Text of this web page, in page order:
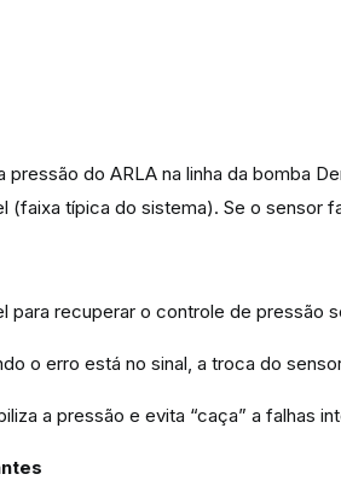
pressão do ARLA na linha da bomba
(faixa típica do sistema). Se o sensor
para recuperar o controle de pressão
o erro está no sinal, a troca do
a pressão e evita “caça” a falhas